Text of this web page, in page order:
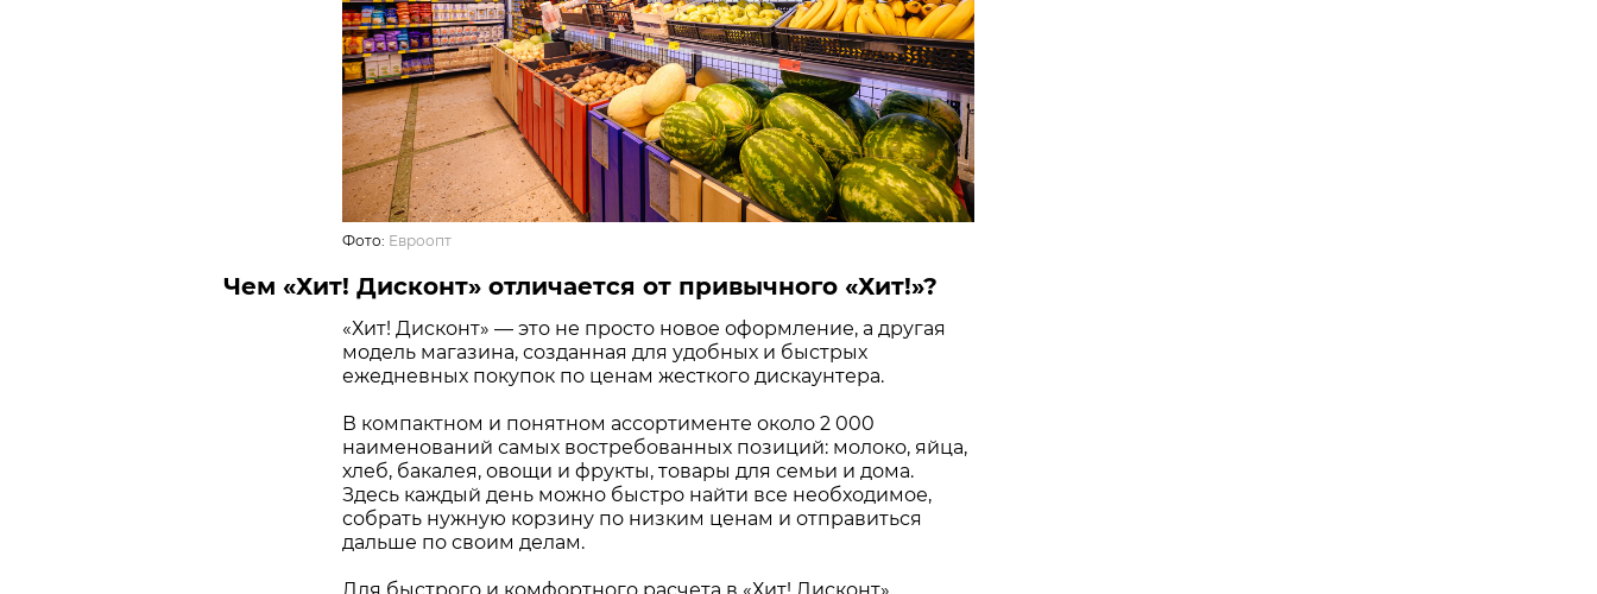
Фото: Евроопт
Чем «Хит! Дисконт» отличается от привычного «Хит!»?
«Хит! Дисконт» — это не просто новое оформление, а другая
модель магазина, созданная для удобных и быстрых
ежедневных покупок по ценам жесткого дискаунтера.
В компактном и понятном ассортименте около 2 000
наименований самых востребованных позиций: молоко, яйца,
хлеб, бакалея, овощи и фрукты, товары для семьи и дома.
Здесь каждый день можно быстро найти все необходимое,
собрать нужную корзину по низким ценам и отправиться
дальше по своим делам.